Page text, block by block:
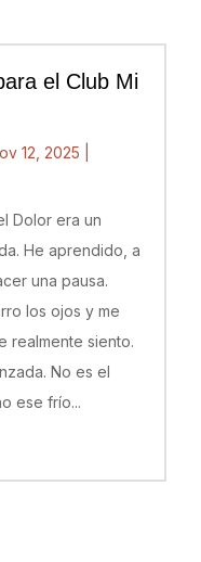
el Club Mi
12, 2025
Dolor era un
He aprendido, a
una pausa.
los ojos y me
realmente siento.
No es el
ese frío...